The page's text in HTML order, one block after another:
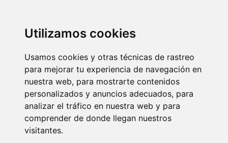
Utilizamos cookies
Usamos cookies y otras técnicas de rastreo
para mejorar tu experiencia de navegación en
nuestra web, para mostrarte contenidos
personalizados y anuncios adecuados, para
analizar el tráfico en nuestra web y para
comprender de donde llegan nuestros
visitantes.